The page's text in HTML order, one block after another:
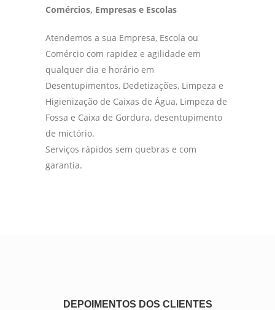
Comércios, Empresas e Escolas
Atendemos a sua Empresa, Escola ou
Comércio com rapidez e agilidade em
qualquer dia e horário em
Desentupimentos, Dedetizações, Limpeza e
Higienização de Caixas de Água, Limpeza de
Fossa e Caixa de Gordura, desentupimento
de mictório.
Serviços rápidos sem quebras e com
garantia.
DEPOIMENTOS DOS CLIENTES